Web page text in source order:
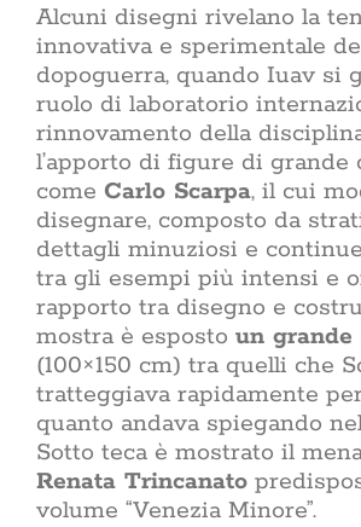
Alcuni disegni rivelano la
innovativa e sperimentale
dopoguerra, quando Iuav si
ruolo di laboratorio
rinnovamento della
l’apporto di figure di grande
come Carlo Scarpa, il cui
disegnare, composto da
dettagli minuziosi e
tra gli esempi più intensi e
rapporto tra disegno e
mostra è esposto un grande
(100×150 cm) tra quelli che
tratteggiava rapidamente
quanto andava spiegando
Sotto teca è mostrato il
Renata Trincanato
volume “Venezia Minore”.